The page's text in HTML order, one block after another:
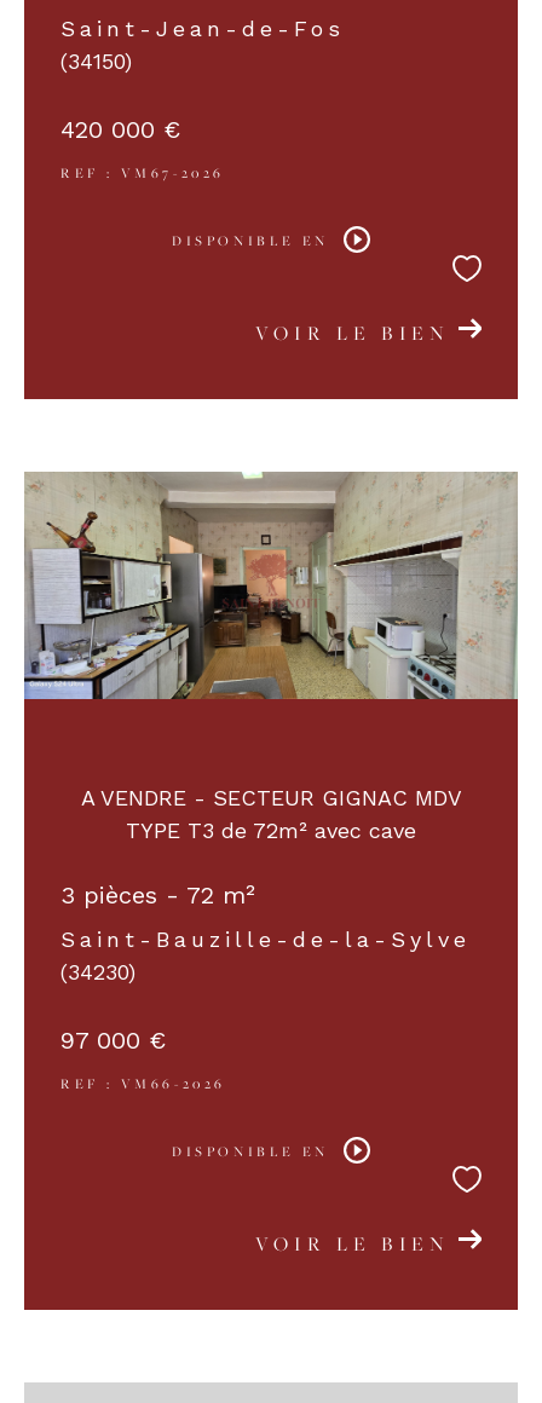
Saint-Jean-de-Fos
(34150)
420 000 €
REF : VM67-2026
DISPONIBLE EN
VOIR LE BIEN
A VENDRE - SECTEUR GIGNAC MDV
TYPE T3 de 72m² avec cave
3 pièces - 72 m²
Saint-Bauzille-de-la-Sylve
(34230)
97 000 €
REF : VM66-2026
DISPONIBLE EN
VOIR LE BIEN